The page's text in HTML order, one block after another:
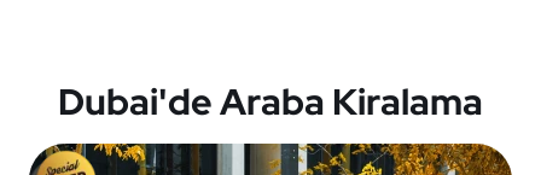
Dubai'de Araba Kiralama